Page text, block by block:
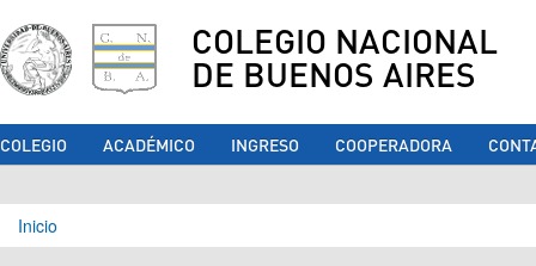
COLEGIO NACIONAL
DE BUENOS AIRES
COLEGIO ACADÉMICO INGRESO COOPERADORA
Se encuentra usted aquí
Inicio